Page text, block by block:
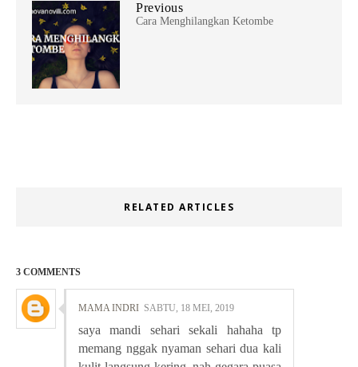
Previous
Cara Menghilangkan Ketombe
RELATED ARTICLES
3 COMMENTS
MAMA INDRI SABTU, 18 MEI, 2019
saya mandi sehari sekali hahaha tp
memang nggak nyaman sehari dua kali